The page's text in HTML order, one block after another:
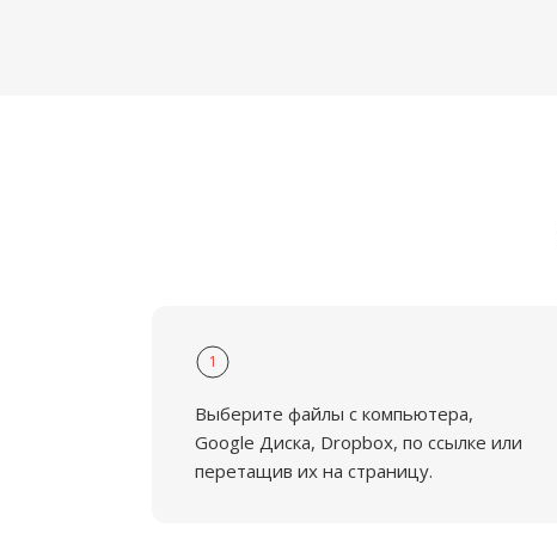
1
Выберите файлы с компьютера,
Google Диска, Dropbox, по ссылке или
перетащив их на страницу.